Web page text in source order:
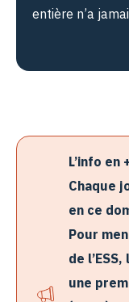
entière n’a
L’info en
Chaque
en ce
Pour
de
une